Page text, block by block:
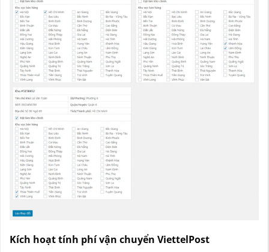
Kích hoạt tính phí vận chuyển ViettelPost